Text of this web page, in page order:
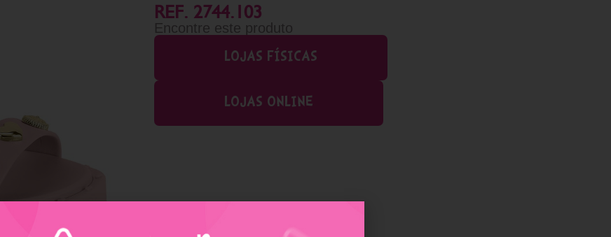
REF. 2744.103
Encontre este produto
LOJAS FÍSICAS
LOJAS ONLINE